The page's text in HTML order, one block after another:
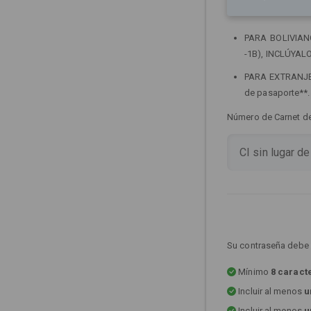
PARA
-1B),
PARA
de pasaporte**.
Número de Carnet
Su contraseña
Mínimo 8
Incluir al menos